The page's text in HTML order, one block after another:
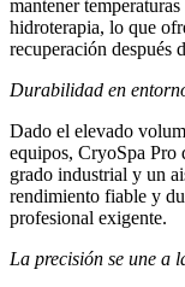
mantener
hidroterapia, lo que
recuperación después
Durabilidad en
Dado el elevado
equipos, CryoSpa Pro
grado industrial y un
rendimiento fiable y
profesional exigente.
La precisión se une a